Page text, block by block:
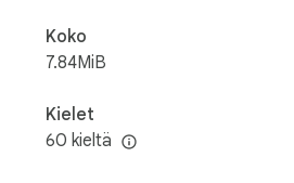
Koko
7.84MiB
Kielet
60 kieltä